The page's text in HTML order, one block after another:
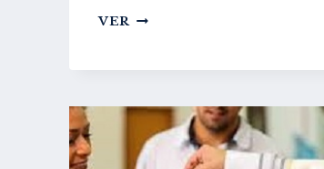
VER RESUMO
ICAR